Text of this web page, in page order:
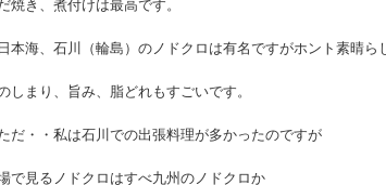
焼き、煮付けは最高です。
本海、石川（輪島）のノドクロは有名ですがホント素晴ら
しまり、旨み、脂どれもすごいです。
・・私は石川での出張料理が多かったのですが
で見るノドクロはすべ九州のノドクロか